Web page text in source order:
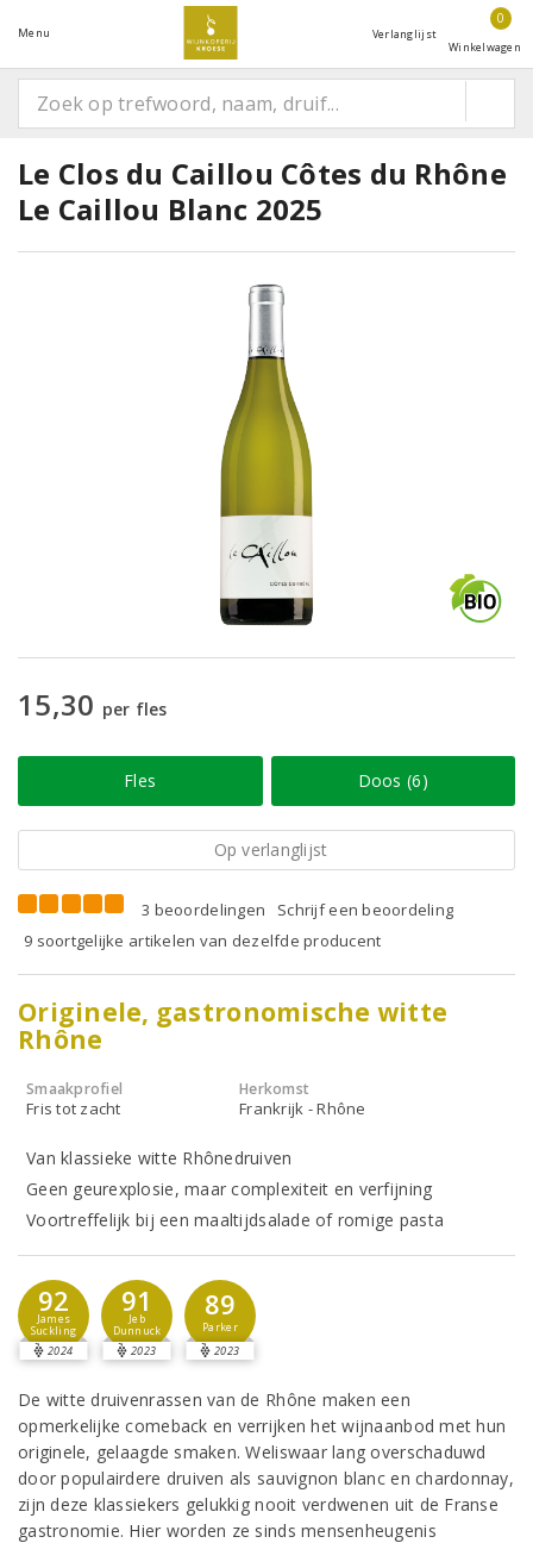
Menu Verlanglijst
0
Winkelwagen
Le Clos du Caillou Côtes du Rhône
Le Caillou Blanc 2025
15,30 per fles
Fles Doos (6)
Op verlanglijst
3 beoordelingen
Schrijf een beoordeling
9 soortgelijke artikelen van dezelfde producent
Originele, gastronomische witte
Rhône
Smaakprofiel
Fris tot zacht
Herkomst
Frankrijk - Rhône
Van klassieke witte Rhônedruiven
Geen geurexplosie, maar complexiteit en verfijning
Voortreffelijk bij een maaltijdsalade of romige pasta
92
James
Suckling
2024
91
Jeb
Dunnuck
2023
89
Parker
2023
De witte druivenrassen van de Rhône maken een
opmerkelijke comeback en verrijken het wijnaanbod met hun
originele, gelaagde smaken. Weliswaar lang overschaduwd
door populairdere druiven als sauvignon blanc en chardonnay,
zijn deze klassiekers gelukkig nooit verdwenen uit de Franse
gastronomie. Hier worden ze sinds mensenheugenis